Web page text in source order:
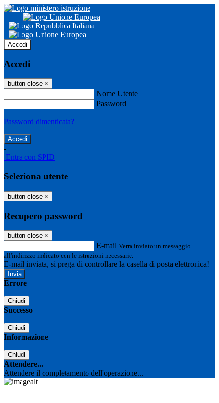
Accedi
Accedi
button close ×
Nome Utente
Password
Password dimenticata?
-
Entra con SPID
Seleziona utente
button close ×
Recupero password
button close ×
E-mail Verrà inviato un messaggio
all'indirizzo indicato con le istruzioni necessarie.
E-mail inviata, si prega di controllare la casella di posta elettronica!
Errore
Chiudi
Successo
Chiudi
Informazione
Chiudi
Attendere...
Attendere il completamento dell'operazione...